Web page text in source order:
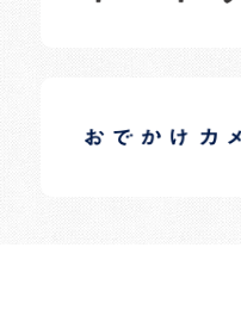
日常の様子など随時更新中